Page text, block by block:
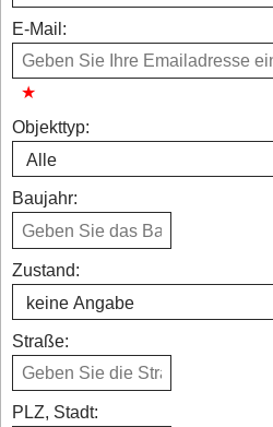
E-Mail:
Objekttyp:
Baujahr:
Zustand:
Straße:
PLZ, Stadt: